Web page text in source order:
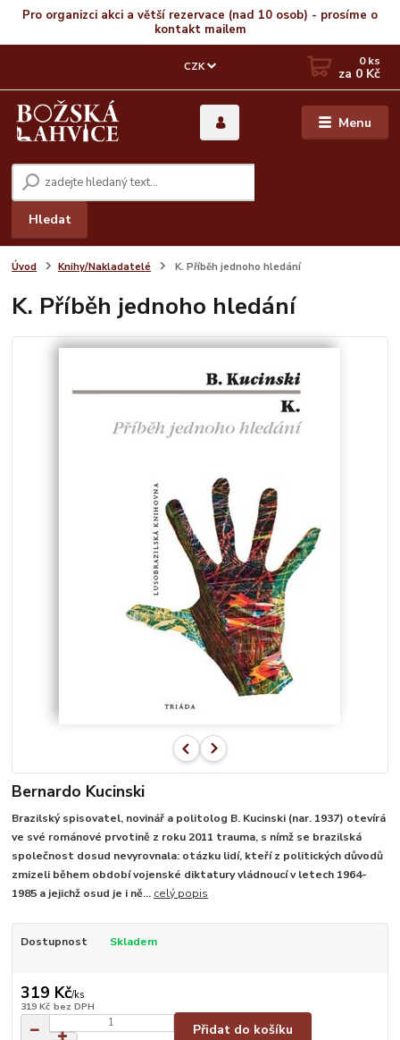
Pro organizci akci a větší rezervace (nad 10 osob) - prosíme o
kontakt mailem
Menu
CZK
Hledat
0ks
za 0 Kč
Úvod Knihy/Nakladatelé K. Příběh jednoho hledání
K. Příběh jednoho hledání
Bernardo Kucinski
Brazilský spisovatel, novinář a politolog B. Kucinski (nar. 1937) otevírá
ve své románové prvotině z roku 2011 trauma, s nímž se brazilská
společnost dosud nevyrovnala: otázku lidí, kteří z politických důvodů
zmizeli během období vojenské diktatury vládnoucí v letech 1964-
1985 a jejichž osud je i ně... celý popis
Dostupnost Skladem
319 Kč/ks
319 Kč bez DPH
Přidat do košíku